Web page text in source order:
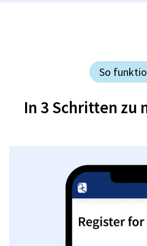
So
In 3 Schritten zu